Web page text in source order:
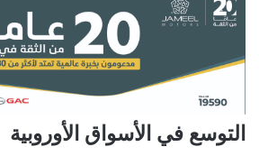
التوسع في الأسواق الأوروبية